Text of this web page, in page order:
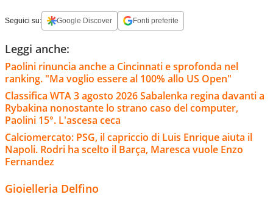
Seguici su: Google Discover Fonti preferite
Leggi anche:
Paolini rinuncia anche a Cincinnati e sprofonda nel
ranking. "Ma voglio essere al 100% allo US Open"
Classifica WTA 3 agosto 2026 Sabalenka regina davanti a
Rybakina nonostante lo strano caso del computer,
Paolini 15°. L'ascesa ceca
Calciomercato: PSG, il capriccio di Luis Enrique aiuta il
Napoli. Rodri ha scelto il Barça, Maresca vuole Enzo
Fernandez
Gioielleria Delfino